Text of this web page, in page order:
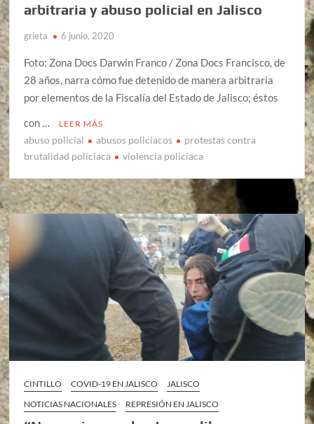
arbitraria y abuso policial en Jalisco
grieta 6 junio, 2020
Foto: Zona Docs Darwin Franco / Zona Docs Francisco, de
28 años, narra cómo fue detenido de manera arbitraria
por elementos de la Fiscalía del Estado de Jalisco; éstos
con …
LEER MÁS
abuso policial abusos policíacos
protestas contra
brutalidad policiaca
violencia policiaca
CINTILLO COVID-19 EN JALISCO
JALISCO
NOTICIAS NACIONALES
REPRESIÓN EN JALISCO